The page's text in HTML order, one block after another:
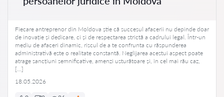
Fiecare antreprenor din Moldova știe că succesul afacerii nu depinde doar
de inovație și dedicare, ci și de respectarea strictă a cadrului legal. Într-un
mediu de afaceri dinamic, riscul de a te confrunta cu răspunderea
administrativă este o realitate constantă. Neglijarea acestui aspect poate
atrage sancțiuni semnificative, amenzi usturătoare și, în cel mai rău caz,
[…]
18.05.2026